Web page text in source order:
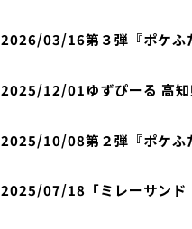
2026/03/16第３弾『ポケふ
2025/12/01ゆずぴーる 高
2025/10/08第２弾『ポケふ
2025/07/18 「ミレーサン